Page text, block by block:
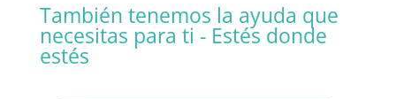
También tenemos la ayuda que
necesitas para ti - Estés donde
estés